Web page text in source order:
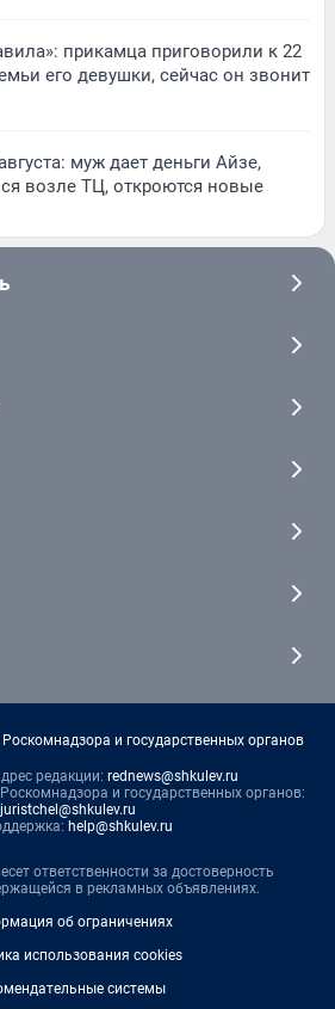
прикамца приговорили к 22
его девушки, сейчас он звонит
муж дает деньги Айзе,
возле ТЦ, откроются новые
и государственных органов
редакции: rednews@shkulev.ru
и государственных органов:
juristchel@shkulev.ru
help@shkulev.ru
ответственности за достоверность
в рекламных объявлениях.
об ограничениях
использования cookies
системы